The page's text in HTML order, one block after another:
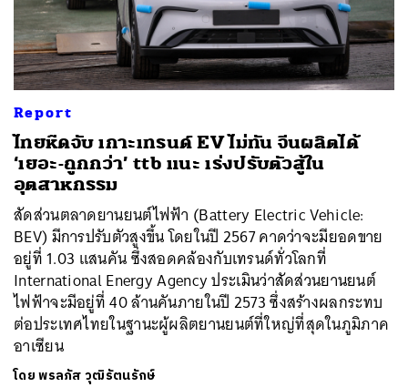
Report
ไทยหืดจับ เกาะเทรนด์ EV ไม่ทัน จีนผลิตได้
‘เยอะ-ถูกกว่า’ ttb แนะ เร่งปรับตัวสู้ใน
อุตสาหกรรม
สัดส่วนตลาดยานยนต์ไฟฟ้า (Battery Electric Vehicle:
BEV) มีการปรับตัวสูงขึ้น โดยในปี 2567 คาดว่าจะมียอดขาย
อยู่ที่ 1.03 แสนคัน ซึ่งสอดคล้องกับเทรนด์ทั่วโลกที่
International Energy Agency ประเมินว่าสัดส่วนยานยนต์
ไฟฟ้าจะมีอยู่ที่ 40 ล้านคันภายในปี 2573 ซึ่งสร้างผลกระทบ
ต่อประเทศไทยในฐานะผู้ผลิตยานยนต์ที่ใหญ่ที่สุดในภูมิภาค
อาเซียน
โดยพรลภัส วุฒิรัตนรักษ์